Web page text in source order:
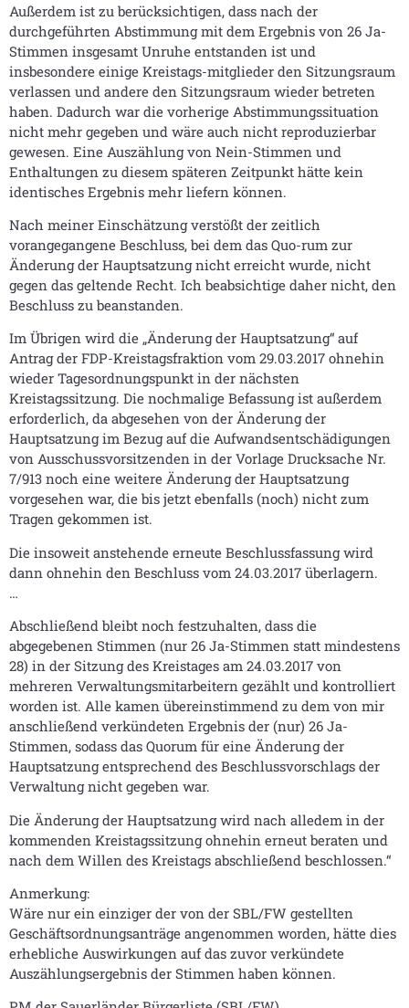
Außerdem ist zu berücksichtigen, dass nach der
durchgeführten Abstimmung mit dem Ergebnis von 26 Ja-
Stimmen insgesamt Unruhe entstanden ist und
insbesondere einige Kreistags-mitglieder den Sitzungsraum
verlassen und andere den Sitzungsraum wieder betreten
haben. Dadurch war die vorherige Abstimmungssituation
nicht mehr gegeben und wäre auch nicht reproduzierbar
gewesen. Eine Auszählung von Nein-Stimmen und
Enthaltungen zu diesem späteren Zeitpunkt hätte kein
identisches Ergebnis mehr liefern können.
Nach meiner Einschätzung verstößt der zeitlich
vorangegangene Beschluss, bei dem das Quo-rum zur
Änderung der Hauptsatzung nicht erreicht wurde, nicht
gegen das geltende Recht. Ich beabsichtige daher nicht, den
Beschluss zu beanstanden.
Im Übrigen wird die „Änderung der Hauptsatzung“ auf
Antrag der FDP-Kreistagsfraktion vom 29.03.2017 ohnehin
wieder Tagesordnungspunkt in der nächsten
Kreistagssitzung. Die nochmalige Befassung ist außerdem
erforderlich, da abgesehen von der Änderung der
Hauptsatzung im Bezug auf die Aufwandsentschädigungen
von Ausschussvorsitzenden in der Vorlage Drucksache Nr.
7/913 noch eine weitere Änderung der Hauptsatzung
vorgesehen war, die bis jetzt ebenfalls (noch) nicht zum
Tragen gekommen ist.
Die insoweit anstehende erneute Beschlussfassung wird
dann ohnehin den Beschluss vom 24.03.2017 überlagern.
…
Abschließend bleibt noch festzuhalten, dass die
abgegebenen Stimmen (nur 26 Ja-Stimmen statt mindestens
28) in der Sitzung des Kreistages am 24.03.2017 von
mehreren Verwaltungsmitarbeitern gezählt und kontrolliert
worden ist. Alle kamen übereinstimmend zu dem von mir
anschließend verkündeten Ergebnis der (nur) 26 Ja-
Stimmen, sodass das Quorum für eine Änderung der
Hauptsatzung entsprechend des Beschlussvorschlags der
Verwaltung nicht gegeben war.
Die Änderung der Hauptsatzung wird nach alledem in der
kommenden Kreistagssitzung ohnehin erneut beraten und
nach dem Willen des Kreistags abschließend beschlossen.“
Anmerkung:
Wäre nur ein einziger der von der SBL/FW gestellten
Geschäftsordnungsanträge angenommen worden, hätte dies
erhebliche Auswirkungen auf das zuvor verkündete
Auszählungsergebnis der Stimmen haben können.